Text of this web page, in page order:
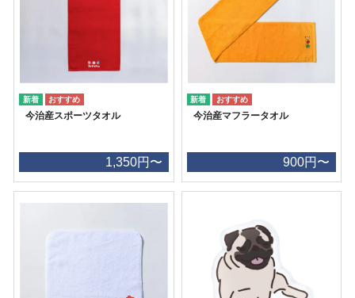
今治産スポーツタオル
1,350円〜
今治産マフラータオル
900円〜